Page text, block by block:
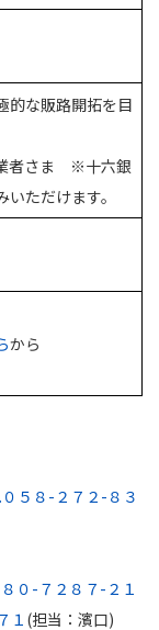
的な販路開拓を目
者さま ※十六銀
ただけます。
から
５８-２７２-８３
０-７２８７-２１
１ (担当：濱口)